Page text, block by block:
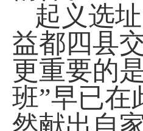
起义选
益都四县
更重要的
班”早已在
然献出自